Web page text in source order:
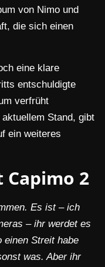
von Nimo und
die sich einen
eine klare
entschuldigte
verfrüht
Stand, gibt
ein weiteres
2
Es ist – ich
– ihr werdet es
einen Streit habe
was. Aber ihr